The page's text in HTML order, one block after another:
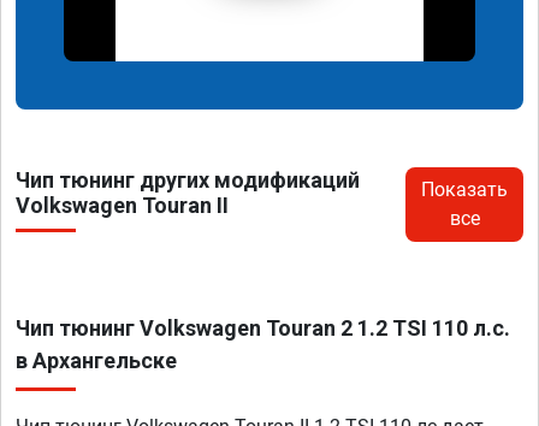
Чип тюнинг других модификаций
Volkswagen Touran II
Показать
все
Чип тюнинг Volkswagen Touran 2 1.2 TSI 110 л.с.
в Архангельске